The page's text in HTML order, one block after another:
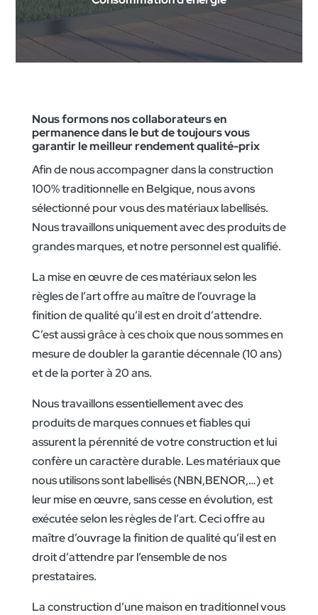
Nous formons nos collaborateurs en
permanence dans le but de toujours vous
garantir le meilleur rendement qualité-prix
Afin de nous accompagner dans la construction
100% traditionnelle en Belgique, nous avons
sélectionné pour vous des matériaux labellisés.
Nous travaillons uniquement avec des produits de
grandes marques, et notre personnel est qualifié.
La mise en œuvre de ces matériaux selon les
règles de l’art offre au maître de l’ouvrage la
finition de qualité qu’il est en droit d’attendre.
C’est aussi grâce à ces choix que nous sommes en
mesure de doubler la garantie décennale (10 ans)
et de la porter à 20 ans.
Nous travaillons essentiellement avec des
produits de marques connues et fiables qui
assurent la pérennité de votre construction et lui
confère un caractère durable. Les matériaux que
nous utilisons sont labellisés (NBN,BENOR,…) et
leur mise en œuvre, sans cesse en évolution, est
exécutée selon les règles de l’art. Ceci offre au
maître d’ouvrage la finition de qualité qu’il est en
droit d’attendre par l’ensemble de nos
prestataires.
La construction d’une maison en traditionnel vous